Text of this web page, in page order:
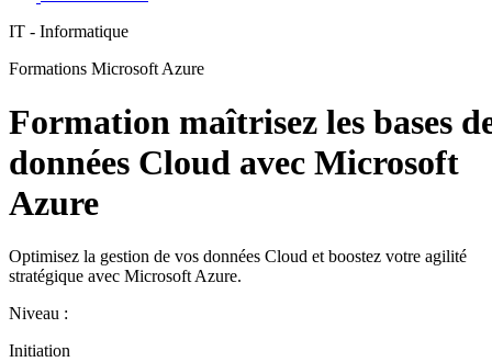
IT - Informatique
Formations Microsoft Azure
Formation maîtrisez les bases
données Cloud avec Microsoft
Azure
Optimisez la gestion de vos données Cloud et boostez votre agilité
stratégique avec Microsoft Azure.
Niveau :
Initiation